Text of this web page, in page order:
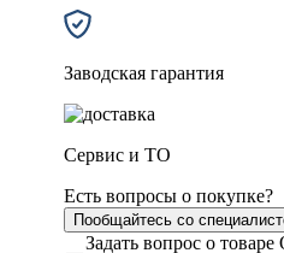
Заводская гарантия
Сервис и ТО
Есть вопросы о покупке?
Пообщайтесь со
Задать вопрос о товаре